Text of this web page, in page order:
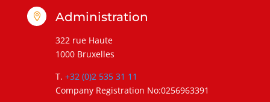
 Administration
322 rue Haute
1000 Bruxelles
T. +32 (0)2 535 31 11
Company Registration No:0256963391